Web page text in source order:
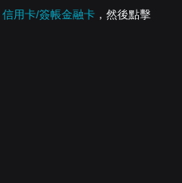
信用卡/簽帳金融卡 ，然後點擊